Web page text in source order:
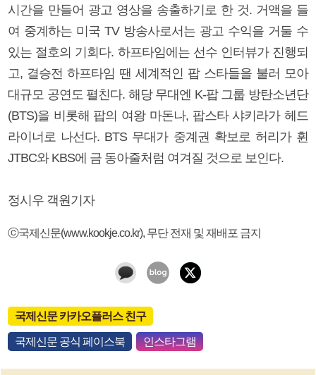
시간을 만들어 광고 영상을 송출하기로 한 것. 거액을 들
여 중계하는 미국 TV 방송사로서는 광고 수익을 거둘 수
있는 절호의 기회다. 하프타임에는 선수 인터뷰가 진행되
고, 결승전 하프타임 땐 세계적인 팝 스타들을 불러 모아
대규모 공연도 펼친다. 해당 무대엔 K-팝 그룹 방탄소년단
(BTS)을 비롯해 팝의 여왕 마돈나, 팝스타 샤키라가 헤드
라이너로 나선다. BTS 무대가 중계권 확보로 허리가 휜
JTBC와 KBS에 금 동아줄처럼 여겨질 것으로 보인다.
정시우 객원기자
ⓒ국제신문(www.kookje.co.kr), 무단 전재 및 재배포 금지
국제신문 카카오플러스 친구
국제신문 공식 페이스북 인스타그램